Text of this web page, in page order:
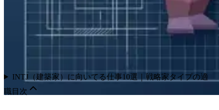
INTJ（建築家）に向いてる仕事10選｜戦略家タイプの適
職 目次